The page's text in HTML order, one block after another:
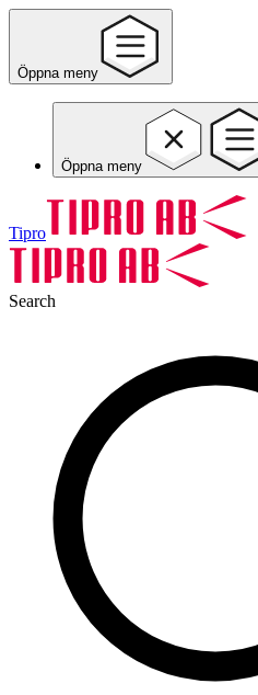
Öppna meny
Öppna meny
Tipro
Search